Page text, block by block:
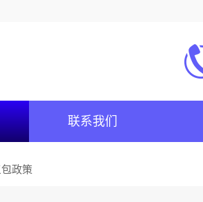
联系我们
政策